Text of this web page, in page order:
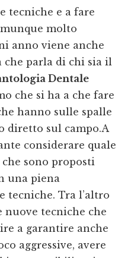
tecniche e a fare
molto
anno viene anche
che parla di chi sia il
Dentale
che si ha a che fare
hanno sulle spalle
diretto sul campo.A
considerare quale
sono proposti
una piena
tecniche. Tra l’altro
nuove tecniche che
a garantire anche
aggressive, avere